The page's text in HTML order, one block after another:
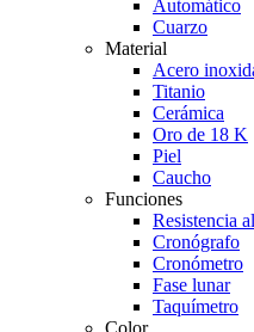
Automático
Cuarzo
Material
Acero
Titanio
Cerámica
Oro de 18 K
Piel
Caucho
Funciones
Resistencia
Cronógrafo
Cronómetro
Fase lunar
Taquímetro
Color